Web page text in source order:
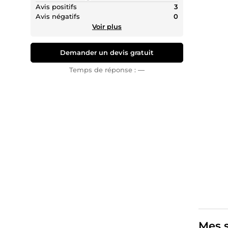
Avis positifs
3
Avis négatifs
0
Voir plus
Demander un devis gratuit
Temps de réponse : —